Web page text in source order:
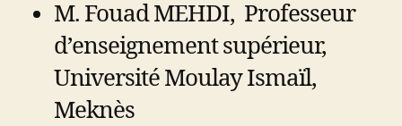
M. Fouad MEHDI, Professeur
d’enseignement supérieur,
Université Moulay Ismaïl,
Meknès